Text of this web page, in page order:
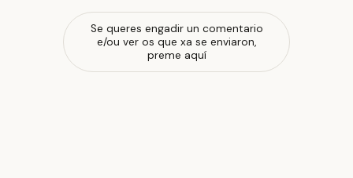
Se queres engadir un comentario
e/ou ver os que xa se enviaron,
preme aquí